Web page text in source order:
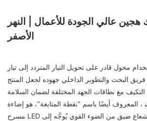
عالي الجودة للأعمال | النهر
الأصفر
محول قادر على تحويل التيار المتردد إلى تيار
البحث والتطوير الداخلي جهوده لجعل المنتج
، المعروف أيضًا باسم "نقطة المتابعة"، هو إضاءة
مسرح LED قوية. يُستخدم لإنتاج شعاع ضيق من الضوء القوي يُوجَّه إلى